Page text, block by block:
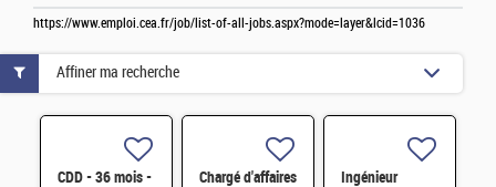
https://www.emploi.cea.fr/job/list-of-all-jobs.aspx?mode=layer&lcid=1036
CDD - 36 mois -
Chargé d'affaires
Ingénieur
Affiner ma recherche